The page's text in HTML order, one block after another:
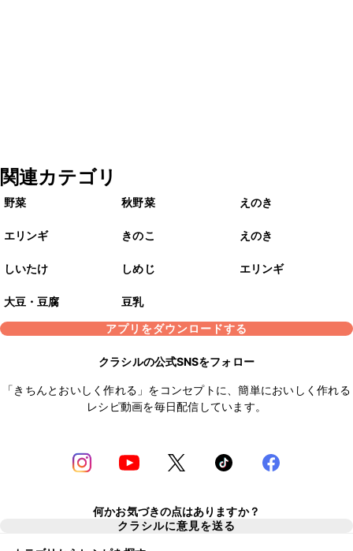
関連カテゴリ
野菜 秋野菜 えのき
エリンギ きのこ えのき
しいたけ しめじ エリンギ
大豆・豆腐
豆乳
アプリをダウンロードする
クラシルの公式SNSをフォロー
「きちんとおいしく作れる」をコンセプトに、簡単においしく作れる
レシピ動画を毎日配信しています。
何かお気づきの点はありますか？
クラシルに意見を送る